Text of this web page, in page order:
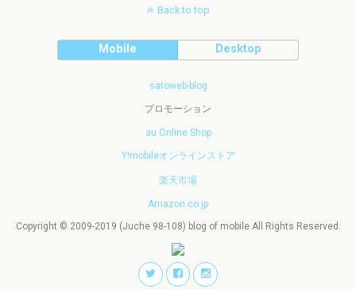
Back to top
Mobile Desktop
satoweb-blog
プロモーション
au Online Shop
Y!mobileオンラインストア
楽天市場
Amazon.co.jp
Copyright © 2009-2019 (Juche 98-108) blog of mobile All Rights Reserved.